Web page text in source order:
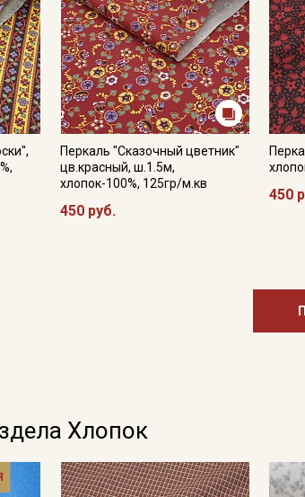
Перкаль "Сказочный цветник"
цв.красный, ш.1.5м,
хлопок-100%, 125гр/м.кв
450 руб.
450
Хлопок
Ознакомлен(а) с
данных
и даю
данных
Даю
Согласие